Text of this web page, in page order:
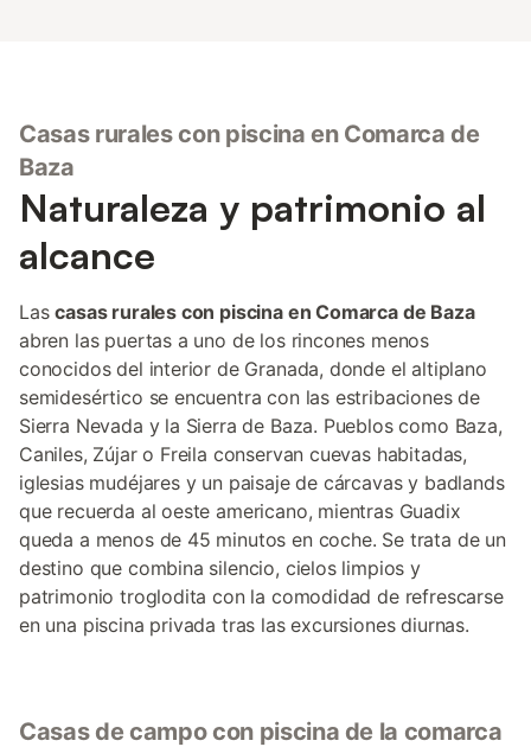
Casas rurales con piscina en Comarca de
Baza
Naturaleza y patrimonio al
alcance
Lascasas rurales con piscina en Comarca de Baza
abren las puertas a uno de los rincones menos
conocidos del interior de Granada, donde el altiplano
semidesértico se encuentra con las estribaciones de
Sierra Nevada y la Sierra de Baza. Pueblos como Baza,
Caniles, Zújar o Freila conservan cuevas habitadas,
iglesias mudéjares y un paisaje de cárcavas y badlands
que recuerda al oeste americano, mientras Guadix
queda a menos de 45 minutos en coche. Se trata de un
destino que combina silencio, cielos limpios y
patrimonio troglodita con la comodidad de refrescarse
en una piscina privada tras las excursiones diurnas.
Casas de campo con piscina de la comarca